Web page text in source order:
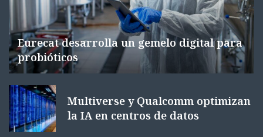
Eurecat desarrolla un gemelo digital para
probióticos
Multiverse y Qualcomm optimizan
la IA en centros de datos